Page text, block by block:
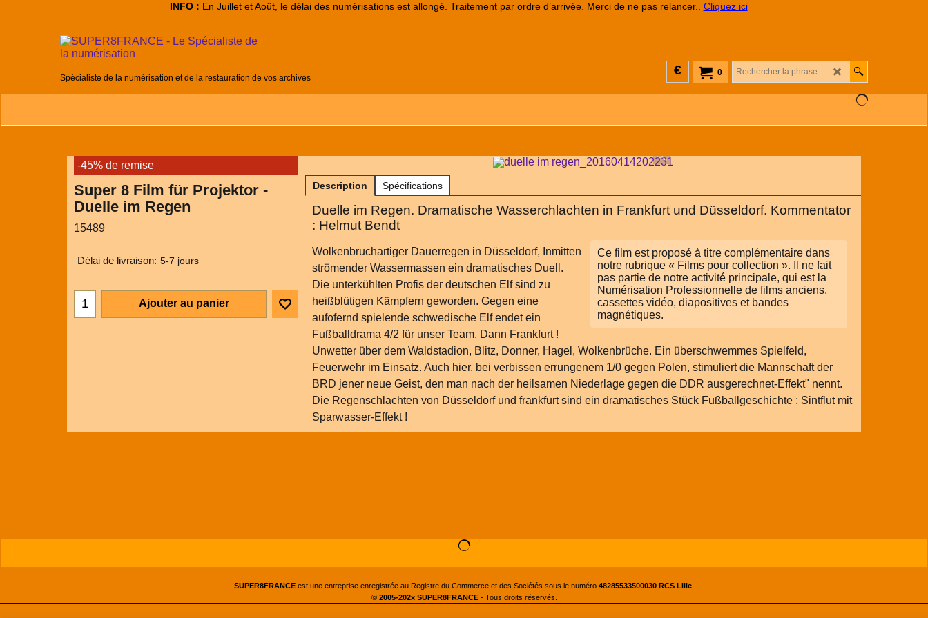
INFO : En Juillet et Août, le délai des numérisations est allongé. Traitement par ordre d’arrivée. Merci de ne pas relancer.. Cliquez ici
Spécialiste de la numérisation et de la restauration de vos archives
0
€
-45% de remise
Super 8 Film für Projektor -
Duelle im Regen
15489
Délai de livraison: 5-7 jours
Ajouter au panier
Description Spécifications
Duelle im Regen. Dramatische Wasserchlachten in Frankfurt und Düsseldorf. Kommentator
: Helmut Bendt
Ce film est proposé à titre complémentaire dans
notre rubrique « Films pour collection ». Il ne fait
pas partie de notre activité principale, qui est la
Numérisation Professionnelle de films anciens,
cassettes vidéo, diapositives et bandes
magnétiques.
Wolkenbruchartiger Dauerregen in Düsseldorf, Inmitten
strömender Wassermassen ein dramatisches Duell.
Die unterkühlten Profis der deutschen Elf sind zu
heißblütigen Kämpfern geworden. Gegen eine
aufofernd spielende schwedische Elf endet ein
Fußballdrama 4/2 für unser Team. Dann Frankfurt !
Unwetter über dem Waldstadion, Blitz, Donner, Hagel, Wolkenbrüche. Ein überschwemmes Spielfeld,
Feuerwehr im Einsatz. Auch hier, bei verbissen errungenem 1/0 gegen Polen, stimuliert die Mannschaft der
BRD jener neue Geist, den man nach der heilsamen Niederlage gegen die DDR ausgerechnet-Effekt" nennt.
Die Regenschlachten von Düsseldorf und frankfurt sind ein dramatisches Stück Fußballgeschichte : Sintflut mit
Sparwasser-Effekt !
SUPER8FRANCE est une entreprise enregistrée au Registre du Commerce et des Sociétés sous le numéro 48285533500030 RCS Lille
© 2005-202x SUPER8FRANCE- Tous droits réservés.